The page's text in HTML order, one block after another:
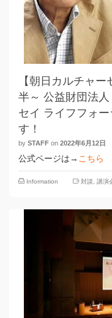
【朝日カルチャ
半～ 公益財団法
セイ ライフフォ
す！
by STAFF on 2022年6月12日
公式ページは→ こちら
Information 対談 講演